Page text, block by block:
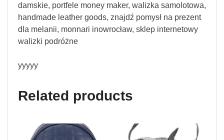
damskie, portfele money maker, walizka samolotowa,
handmade leather goods, znajdź pomysł na prezent
dla melanii, monnari inowrocław, sklep internetowy
walizki podróżne
yyyyy
Related products